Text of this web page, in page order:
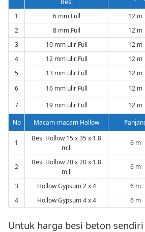
1 6 mm Full 12 m
2
8 mm Full 12 m
3
10 mm ulir Full 12 m
4
12 mm ulir Full 12 m
5
13 mm ulir Full 12 m
6
16 mm ulir Full 12 m
7
19 mm ulir Full 12 m
No
Macam-macam Hollow
1
Besi Hollow 15 x 35 x 1.8
mili
6 m
2
Besi Hollow 20 x 20 x 1.8
mili
6 m
3 Hollow Gypsum 2 x 4 6 m
4
Hollow Gypsum 4 x 4 6 m
Untuk harga besi beton